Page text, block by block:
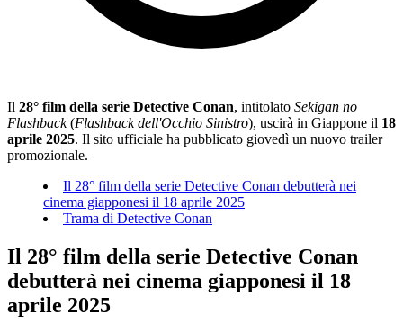
Il 28° film della serie Detective Conan, intitolato Sekigan no
Flashback(Flashback dell'Occhio Sinistro), uscirà in Giappone il 18
aprile 2025. Il sito ufficiale ha pubblicato giovedì un nuovo trailer
promozionale.
Il 28° film della serie Detective Conan debutterà nei
cinema giapponesi il 18 aprile 2025
Trama di Detective Conan
Il 28° film della serie Detective Conan
debutterà nei cinema giapponesi il 18
aprile 2025